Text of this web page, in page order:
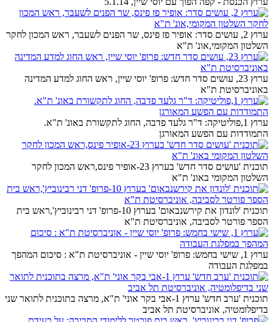
ערוץ 2, עושים סדר: אופיר פז פינס, שר הפנים לשעבר, ראש המכון לחקר
השלטון המקומי,אונ' ת"א
ערוץ 23, עושים סדר חדש: פרופ' יוסי שיין, ראש החוג למדע המדינה
באוניברסיטת ת"א
ערוץ 1,פוליטיקה: ד"ר גלעד פדבה, החוג לתקשורת באונ' ת"א.
התמודדות עם הפשע המאורגן
תוכנית 'עושים סדר חדש' בערוץ 23-אופיר פינס,ראש המכון לחקר
השלטון המקומי באונ' ת"א
תוכנית 'לונדון את קירשנבאום' בערוץ 10-פרופ' דני רבינוביץ',ראש בית
הספר פורטר לסביבה, אוניברסיטת ת"א
ערוץ 1, שישי בחמש: פרופ' יוסי שיין - אוניברסיטת ת"א : סיכום המהפך
במפלגת העבודה
תוכנית 'ערב חדש' ערוץ 1-אבי בקר אוני' ת"א, מרצה בתוכנית לתואר שני
בדיפלומטיה, אוניברסיטת תל אביב